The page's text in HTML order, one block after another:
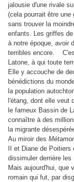
jalousie d'une rivale
(cela pourrait être
sans trouver la
enfants. Les griffes
à notre époque, avoir
terribles encore.
Latone, à qui toute
Elle y accouche de
bénédictions du
la population
l'étang, dont elle veut
le fameux Bassin de
connaître à des
la migrante
Au miroir des
II et Diane de
dissimuler derrière les
Mais aujourd'hui, que
romain qui fut, par